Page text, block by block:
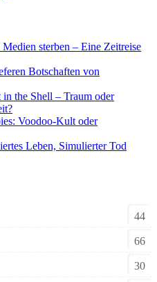
Medien sterben – Eine Zeitreise
Botschaften von
in the Shell – Traum oder
Voodoo-Kult oder
Leben, Simulierter Tod
44
66
30